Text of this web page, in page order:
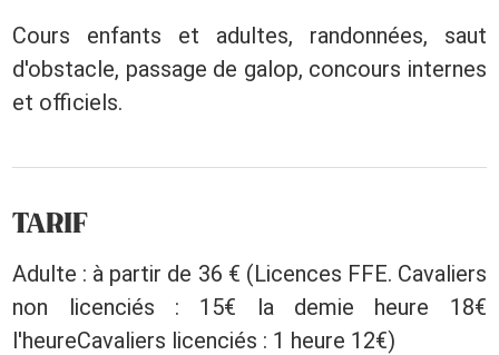
Cours enfants et adultes, randonnées, saut
d'obstacle, passage de galop, concours internes
et officiels.
TARIF
Adulte : à partir de 36 € (Licences FFE. Cavaliers
non licenciés : 15€ la demie heure 18€
l'heureCavaliers licenciés : 1 heure 12€)